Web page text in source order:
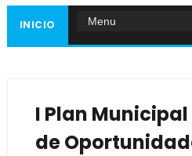
INICIO
I Plan
de